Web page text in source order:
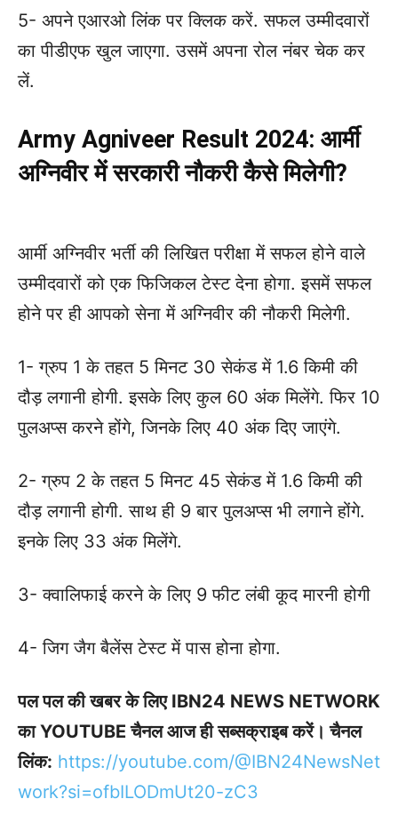
5- अपने एआरओ लिंक पर क्लिक करें. सफल उम्मीदवारों
का पीडीएफ खुल जाएगा. उसमें अपना रोल नंबर चेक कर
लें.
Army Agniveer Result 2024: आर्मी
अग्निवीर में सरकारी नौकरी कैसे मिलेगी?
आर्मी अग्निवीर भर्ती की लिखित परीक्षा में सफल होने वाले
उम्मीदवारों को एक फिजिकल टेस्ट देना होगा. इसमें सफल
होने पर ही आपको सेना में अग्निवीर की नौकरी मिलेगी.
1- ग्रुप 1 के तहत 5 मिनट 30 सेकंड में 1.6 किमी की
दौड़ लगानी होगी. इसके लिए कुल 60 अंक मिलेंगे. फिर 10
पुलअप्स करने होंगे, जिनके लिए 40 अंक दिए जाएंगे.
2- ग्रुप 2 के तहत 5 मिनट 45 सेकंड में 1.6 किमी की
दौड़ लगानी होगी. साथ ही 9 बार पुलअप्स भी लगाने होंगे.
इनके लिए 33 अंक मिलेंगे.
3- क्वालिफाई करने के लिए 9 फीट लंबी कूद मारनी होगी
4- जिग जैग बैलेंस टेस्ट में पास होना होगा.
पल पल की खबर के लिए IBN24 NEWS NETWORK
का YOUTUBE चैनल आज ही सब्सक्राइब करें। चैनल
लिंक: https://youtube.com/@IBN24NewsNet
work?si=ofbILODmUt20-zC3